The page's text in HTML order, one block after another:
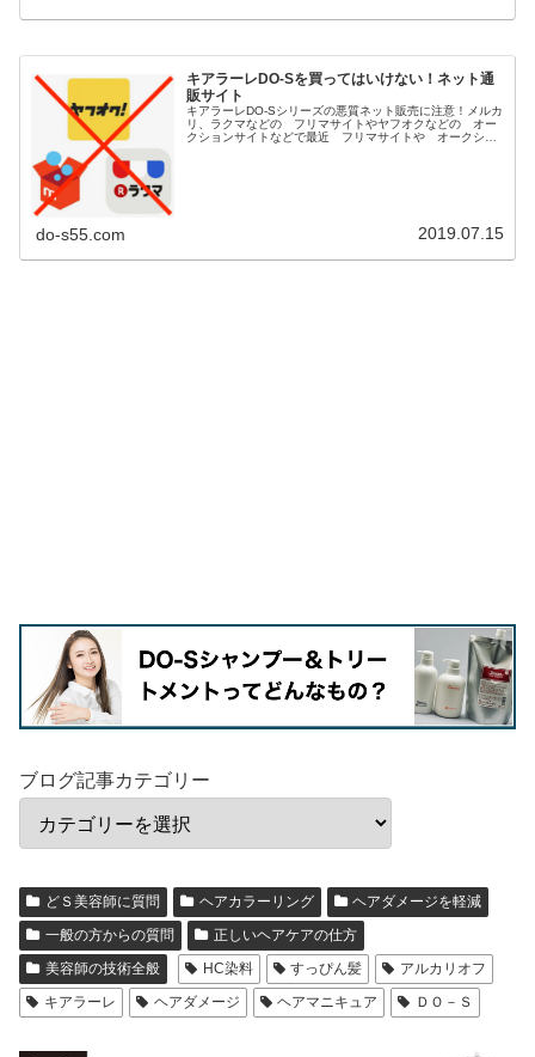
キアラーレDO-Sを買ってはいけない！ネット通
販サイト
キアラーレDO-Sシリーズの悪質ネット販売に注意！メルカ
リ、ラクマなどの フリマサイトやヤフオクなどの オー
クションサイトなどで最近 フリマサイトや オークショ
do-s55.com 2019.07.15
ブログ記事カテゴリー
どＳ美容師に質問 ヘアカラーリング
ヘアダメージを軽減
一般の方からの質問
正しいヘアケアの仕方
美容師の技術全般
HC染料 すっぴん髪
アルカリオフ
キアラーレ
ヘアダメージ ヘアマニキュア ＤＯ－Ｓ